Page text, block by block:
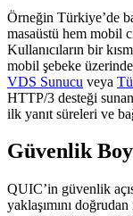
Örneğin Türkiye’de
masaüstü hem mobil
Kullanıcıların bir
mobil şebeke
VDS Sunucu veya
HTTP/3 desteği
ilk yanıt süreleri ve
Güvenlik
QUIC’in güvenlik
yaklaşımını